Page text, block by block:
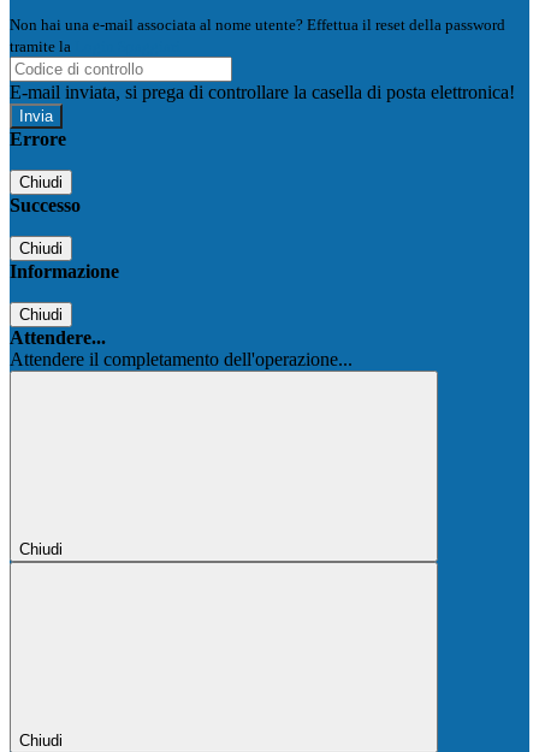
Non hai una e-mail associata al nome utente? Effettua il reset della password
tramite la
E-mail inviata, si prega di controllare la casella di posta elettronica!
Errore
Chiudi
Successo
Chiudi
Informazione
Chiudi
Attendere...
Attendere il completamento dell'operazione...
Chiudi
Chiudi